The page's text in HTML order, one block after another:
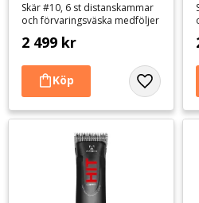
Skär #10, 6 st distanskammar
och förvaringsväska medföljer
2 499 kr
Lägg till i